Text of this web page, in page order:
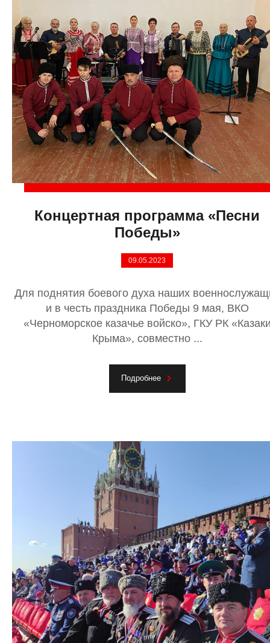
Концертная программа «Песни
Победы»
09.05.2023
Для поднятия боевого духа наших
и в честь праздника Победы 9 мая, ВКО
«Черноморское казачье войско», ГКУ РК
Крыма», совместно ...
Подробнее